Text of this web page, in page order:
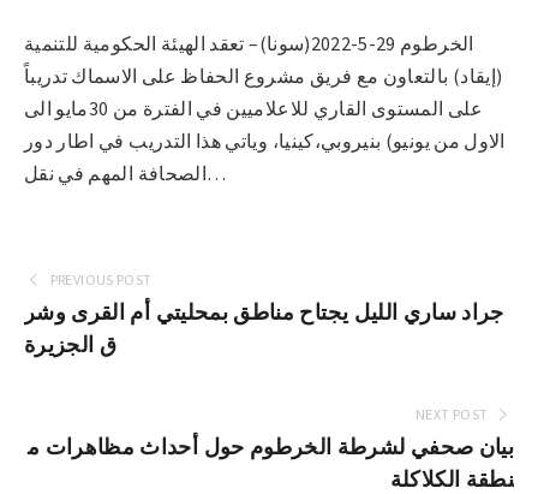
الخرطوم 29-5-2022(سونا)– تعقد الهيئة الحكومية للتنمية
(إيقاد) بالتعاون مع فريق مشروع الحفاظ على الاسماك تدريباً
على المستوى القاري للاعلاميين في الفترة من 30مايو الى
الاول من يونيو) بنيروبي،كينيا، وياتي هذا التدريب في اطار دور
الصحافة المهم في نقل…
PREVIOUS POST
جراد ساري الليل يجتاح مناطق بمحليتي أم القرى وشر
ق الجزيرة
NEXT POST
بيان صحفي لشرطة الخرطوم حول أحداث مظاهرات م
نطقة الكلاكلة